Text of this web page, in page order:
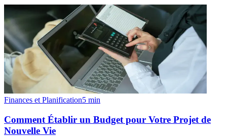
Finances et Planification5 min
Comment Établir un Budget pour Votre Projet de
Nouvelle Vie